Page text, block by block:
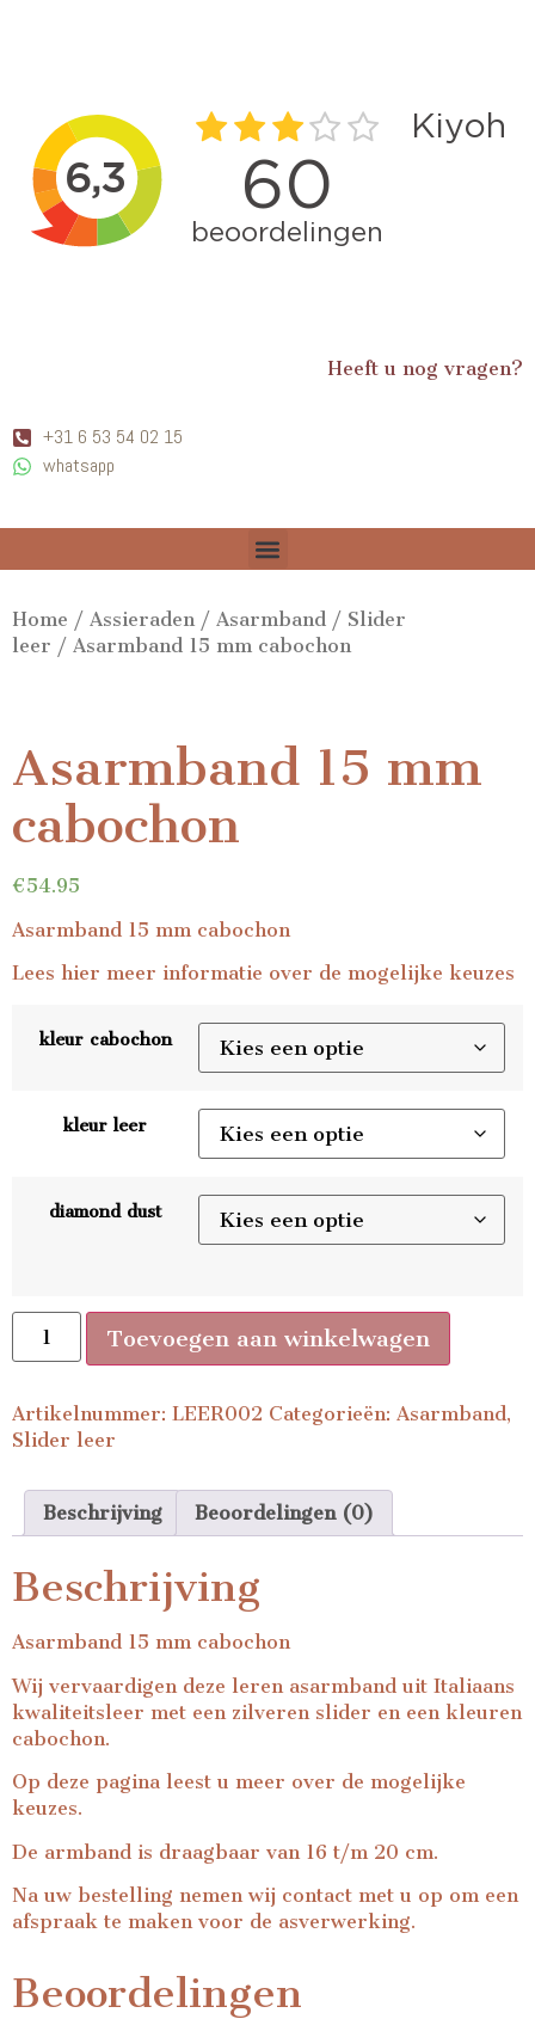
Heeft u nog vragen?
+31 6 53 54 02 15
whatsapp
Home / Assieraden / Asarmband / Slider
leer / Asarmband 15 mm cabochon
Asarmband 15 mm
cabochon
€54.95
Asarmband 15 mm cabochon
Lees hier meer informatie over de mogelijke keuzes
kleur cabochon
kleur leer
diamond dust
Toevoegen aan winkelwagen
Artikelnummer: LEER002 Categorieën: Asarmband,
Slider leer
Beschrijving Beoordelingen (0)
Beschrijving
Asarmband 15 mm cabochon
Wij vervaardigen deze leren asarmband uit Italiaans
kwaliteitsleer met een zilveren slider en een kleuren
cabochon.
Op deze pagina leest u meer over de mogelijke
keuzes.
De armband is draagbaar van 16 t/m 20 cm.
Na uw bestelling nemen wij contact met u op om een
afspraak te maken voor de asverwerking.
Beoordelingen